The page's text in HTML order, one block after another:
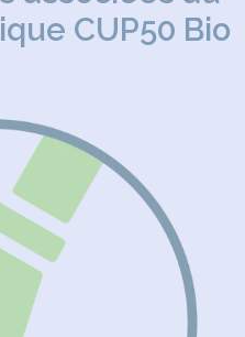
CUP50 Bio